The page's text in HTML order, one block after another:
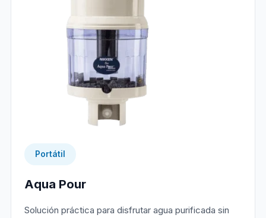
Portátil
Aqua Pour
Solución práctica para disfrutar agua purificada sin